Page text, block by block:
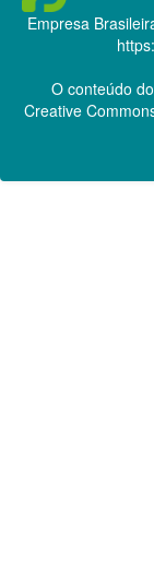
Empresa
O conteúdo
Creative